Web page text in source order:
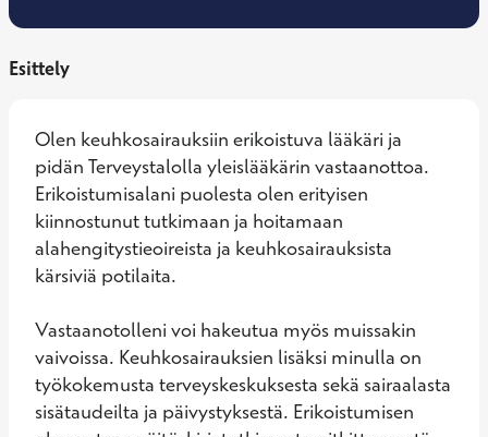
Esittely
Olen keuhkosairauksiin erikoistuva lääkäri ja
pidän Terveystalolla yleislääkärin vastaanottoa.
Erikoistumisalani puolesta olen erityisen
kiinnostunut tutkimaan ja hoitamaan
alahengitystieoireista ja keuhkosairauksista
kärsiviä potilaita.
Vastaanotolleni voi hakeutua myös muissakin
vaivoissa. Keuhkosairauksien lisäksi minulla on
työkokemusta terveyskeskuksesta sekä sairaalasta
sisätaudeilta ja päivystyksestä. Erikoistumisen